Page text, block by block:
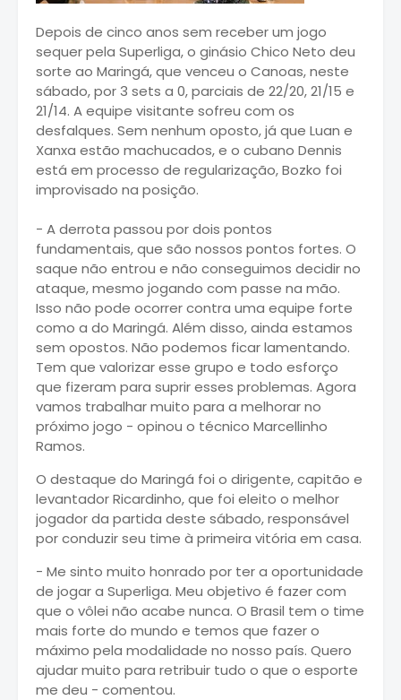
Depois de cinco anos sem receber um jogo
sequer pela Superliga, o ginásio Chico Neto deu
sorte ao Maringá, que venceu o Canoas, neste
sábado, por 3 sets a 0, parciais de 22/20, 21/15 e
21/14. A equipe visitante sofreu com os
desfalques. Sem nenhum oposto, já que Luan e
Xanxa estão machucados, e o cubano Dennis
está em processo de regularização, Bozko foi
improvisado na posição.
- A derrota passou por dois pontos
fundamentais, que são nossos pontos fortes. O
saque não entrou e não conseguimos decidir no
ataque, mesmo jogando com passe na mão.
Isso não pode ocorrer contra uma equipe forte
como a do Maringá. Além disso, ainda estamos
sem opostos. Não podemos ficar lamentando.
Tem que valorizar esse grupo e todo esforço
que fizeram para suprir esses problemas. Agora
vamos trabalhar muito para a melhorar no
próximo jogo - opinou o técnico Marcellinho
Ramos.
O destaque do Maringá foi o dirigente, capitão e
levantador Ricardinho, que foi eleito o melhor
jogador da partida deste sábado, responsável
por conduzir seu time à primeira vitória em casa.
- Me sinto muito honrado por ter a oportunidade
de jogar a Superliga. Meu objetivo é fazer com
que o vôlei não acabe nunca. O Brasil tem o time
mais forte do mundo e temos que fazer o
máximo pela modalidade no nosso país. Quero
ajudar muito para retribuir tudo o que o esporte
me deu - comentou.